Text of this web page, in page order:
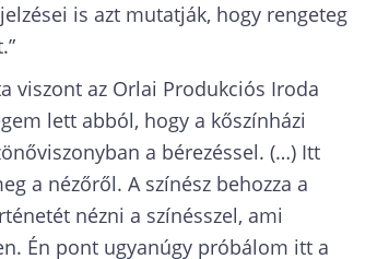
is azt mutatják, hogy rengeteg
viszont az Orlai Produkciós Iroda
lett abból, hogy a kőszínházi
a bérezéssel. (…) Itt
a nézőről. A színész behozza a
nézni a színésszel, ami
Én pont ugyanúgy próbálom itt a